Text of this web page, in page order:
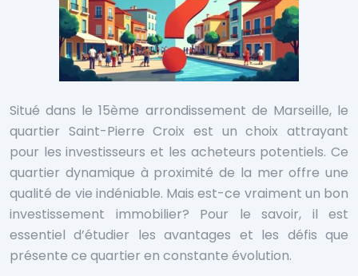
Situé dans le 15ème arrondissement de Marseille, le
quartier Saint-Pierre Croix est un choix attrayant
pour les investisseurs et les acheteurs potentiels. Ce
quartier dynamique à proximité de la mer offre une
qualité de vie indéniable. Mais est-ce vraiment un bon
investissement immobilier? Pour le savoir, il est
essentiel d’étudier les avantages et les défis que
présente ce quartier en constante évolution.